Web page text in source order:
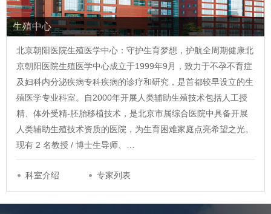
生殖中心
北京朝阳医院生殖医学中心：守护生育梦想，护航全周期健康北
京朝阳医院生殖医学中心成立于1999年9月，致力于不孕不育症
及妇科内分泌疾病专科疾病的诊疗和研究，是首都较早设立的生
殖医学专业科室。自2000年开展人类辅助生殖技术包括人工授
精、体外受精-胚胎移植技术，是北京市属综合医院中具备开展
人类辅助生殖技术资质的医院，为生育困难家庭点亮希望之光。
现有 2 名教授 / 博士生导师、…
科室介绍 专家列表